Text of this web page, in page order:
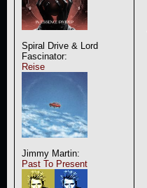
Spiral Drive & Lord
Fascinator:
Reise
Jimmy Martin:
Past To Present